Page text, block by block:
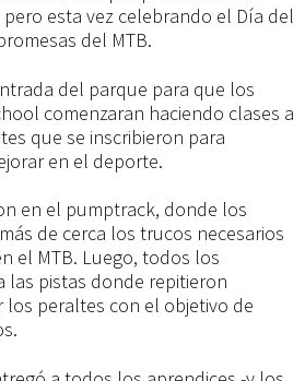
pero esta vez celebrando el Día del
del MTB.
del parque para que los
comenzaran haciendo clases a
que se inscribieron para
en el deporte.
en el pumptrack, donde los
de cerca los trucos necesarios
el MTB. Luego, todos los
las pistas donde repitieron
los peraltes con el objetivo de